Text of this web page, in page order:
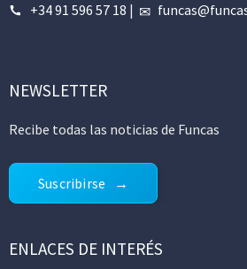
+34 91 596 57 18 |
NEWSLETTER
Recibe todas las noticias de Funcas
Suscribirse
ENLACES DE INTERÉS